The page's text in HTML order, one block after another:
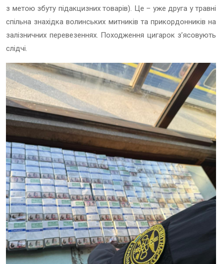
з метою збуту підакцизних товарів). Це – уже друга у травні
спільна знахідка волинських митників та прикордонників на
залізничних перевезеннях. Походження цигарок з’ясовують
слідчі.